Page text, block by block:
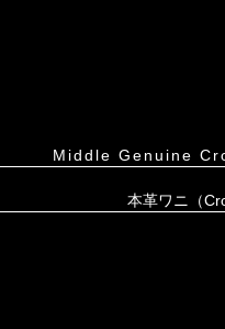
Middle Genuine
本革ワニ（